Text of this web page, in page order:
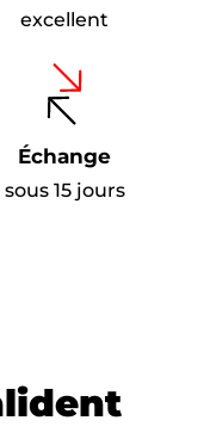
excellent
Échange
sous 15 jours